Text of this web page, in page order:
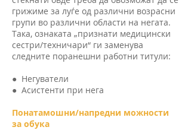
грижиме за луѓе од различни возрасни
групи во различни области на негата.
Така, ознаката „признати медицински
сестри/техничари“ ги заменува
следните поранешни работни титули:
● Негуватели
● Асистенти при нега
Понатамошни/напредни можности
за обука